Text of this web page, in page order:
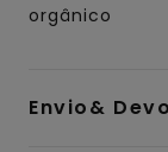
orgânico
Envio&